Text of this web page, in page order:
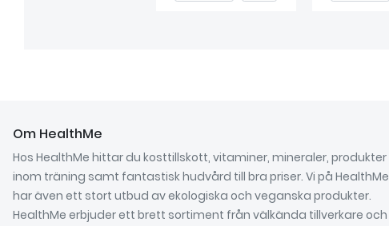
Om HealthMe
Hos HealthMe hittar du kosttillskott, vitaminer, mineraler, produkter
inom träning samt fantastisk hudvård till bra priser. Vi på HealthMe
har även ett stort utbud av ekologiska och veganska produkter.
HealthMe erbjuder ett brett sortiment från välkända tillverkare och